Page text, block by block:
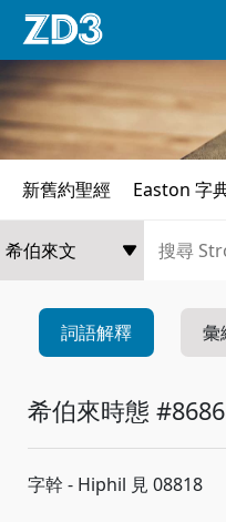
新舊約聖經 Easton 字
詞語解釋 彙
希伯來時態
字幹 - Hiphil 見 08818